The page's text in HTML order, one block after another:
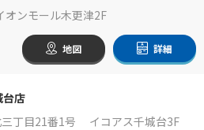
ンモール木更津2F
地図 詳細
店
三丁目21番1号 イコアス千城台3F